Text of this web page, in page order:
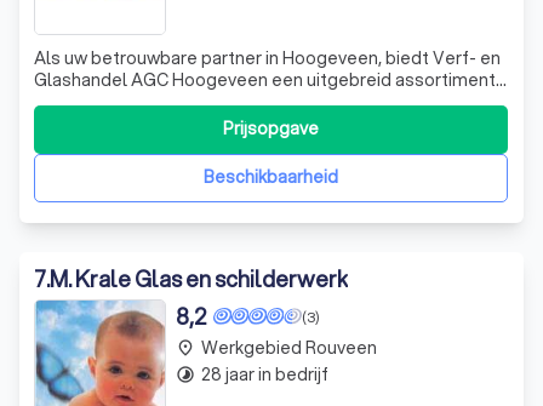
Als uw betrouwbare partner in Hoogeveen, biedt Verf- en
Glashandel AGC Hoogeveen een uitgebreid assortiment
van hoogwaardige glas-, verf- en non-paintmaterialen.
Onze eigen expeditieafdeling zorgt voor een vlotte
levering. Of u nu een bouwer, glaszetter, schilder of
interieurbouwer bent, wij streven
Beschikbaarheid
Prijsopgave
7.M. Krale Glas en schilderwerk
(3)
8,2
place Werkgebied Rouveen
timelapse 28 jaar in bedrijf